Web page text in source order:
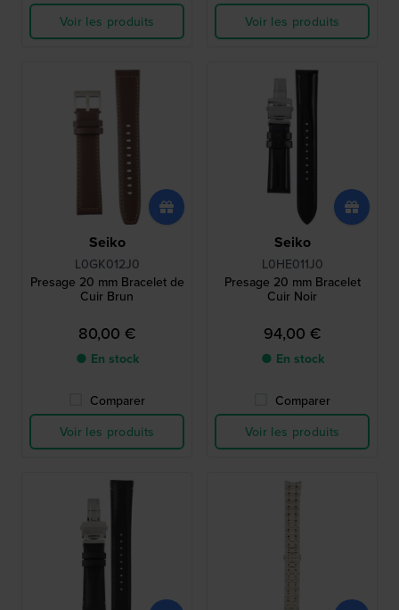
Voir les produits
Voir les produits
Seiko
L0GK012J0
Presage 20 mm Bracelet de
Cuir Brun
80,00 €
● En stock
Comparer
Voir les produits
Seiko
L0HE011J0
Presage 20 mm Bracelet
Cuir Noir
94,00 €
● En stock
Comparer
Voir les produits